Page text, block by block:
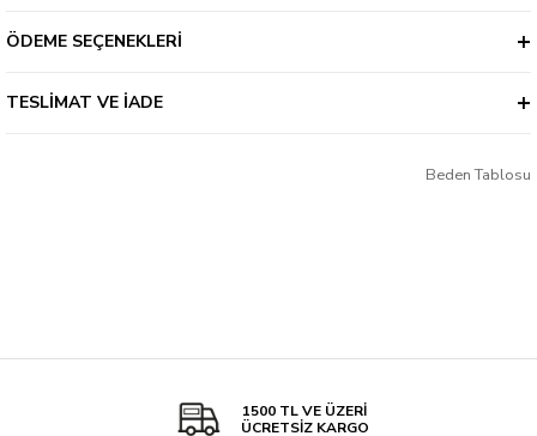
ÖDEME SEÇENEKLERI
TESLIMAT VE İADE
Beden Tablosu
1500 TL VE ÜZERİ
ÜCRETSİZ KARGO